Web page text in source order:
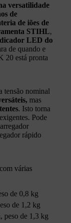
versatilidade
de
de iões de
STIHL,
LED do
de quando e
20 está pronta
tensão nominal
mas
. Isto torna
Pode
rápido
várias
de 0,8 kg
de 1,2 kg
peso de 1,3 kg